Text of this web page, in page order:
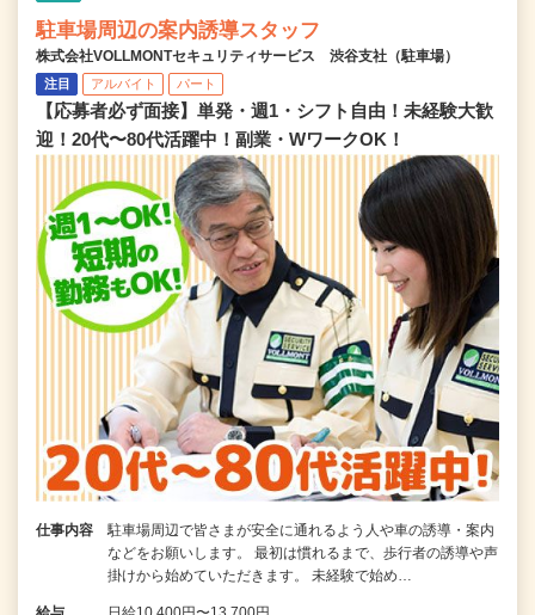
駐車場周辺の案内誘導スタッフ
株式会社VOLLMONTセキュリティサービス 渋谷支社（駐車場）
注目 アルバイト パート
【応募者必ず面接】単発・週1・シフト自由！未経験大歓
迎！20代〜80代活躍中！副業・WワークOK！
仕事内容
駐車場周辺で皆さまが安全に通れるよう人や車の誘導・案内
などをお願いします。 最初は慣れるまで、歩行者の誘導や声
掛けから始めていただきます。 未経験で始め…